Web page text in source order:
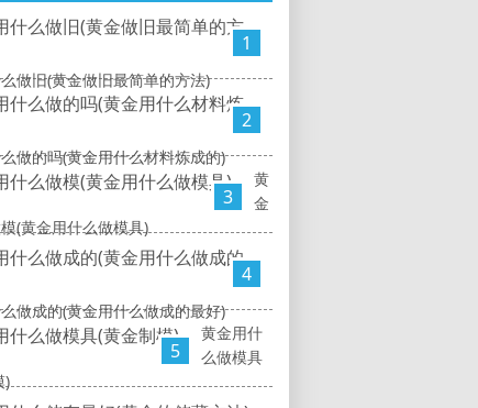
1
做旧(黄金做旧最简单的方法)
2
做的吗(黄金用什么材料炼成的)
3
黄
金
(黄金用什么做模具)
4
做成的(黄金用什么做成的最好)
5
黄金用什
么做模具
)